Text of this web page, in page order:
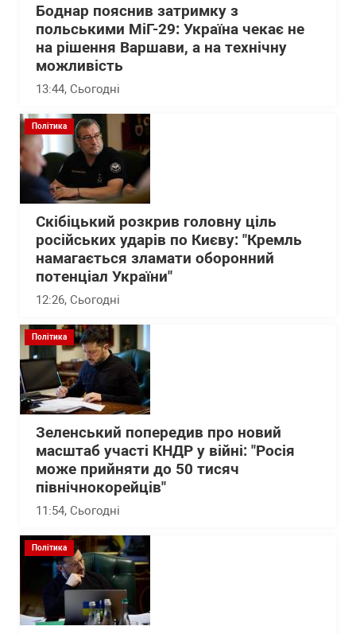
Боднар пояснив затримку з
польськими МіГ-29: Україна чекає не
на рішення Варшави, а на технічну
можливість
13:44, Сьогодні
Політика
Скібіцький розкрив головну ціль
російських ударів по Києву: "Кремль
намагається зламати оборонний
потенціал України"
12:26, Сьогодні
Політика
Зеленський попередив про новий
масштаб участі КНДР у війні: "Росія
може прийняти до 50 тисяч
північнокорейців"
11:54, Сьогодні
Політика